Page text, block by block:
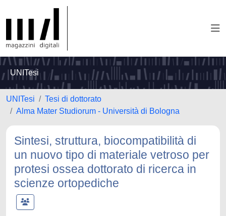
UNITesi
UNITesi
Tesi di dottorato
Alma Mater Studiorum - Università di Bologna
Sintesi, struttura, biocompatibilità di
un nuovo tipo di materiale vetroso per
protesi ossea dottorato di ricerca in
scienze ortopediche